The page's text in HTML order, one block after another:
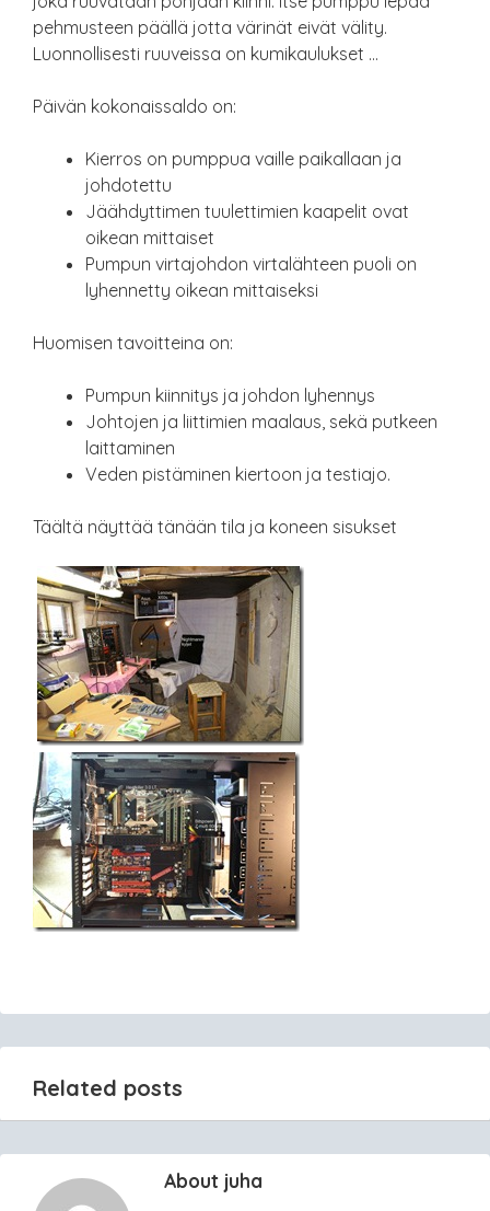
pehmusteen päällä jotta värinät eivät välity.
Luonnollisesti ruuveissa on kumikaulukset …
Päivän kokonaissaldo on:
Kierros on pumppua vaille paikallaan ja
johdotettu
Jäähdyttimen tuulettimien kaapelit ovat
oikean mittaiset
Pumpun virtajohdon virtalähteen puoli on
lyhennetty oikean mittaiseksi
Huomisen tavoitteina on:
Pumpun kiinnitys ja johdon lyhennys
Johtojen ja liittimien maalaus, sekä putkeen
laittaminen
Veden pistäminen kiertoon ja testiajo.
Täältä näyttää tänään tila ja koneen sisukset
Related posts
About juha